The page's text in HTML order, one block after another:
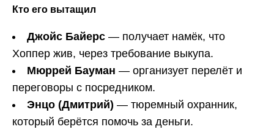
Кто его вытащил
Джойс Байерс — получает намёк, что
Хоппер жив, через требование выкупа.
Мюррей Бауман — организует перелёт и
переговоры с посредником.
Энцо (Дмитрий) — тюремный охранник,
который берётся помочь за деньги.